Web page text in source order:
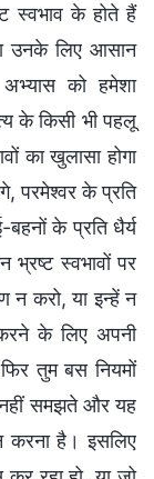
स्वभाव के होते हैं
उनके लिए आसान
को हमेशा
के किसी भी पहलू
का खुलासा होगा
परमेश्वर के प्रति
बहनों के प्रति धैर्य
स्वभावों पर
न करो, या इन्हें न
के लिए अपनी
तुम बस नियमों
नहीं समझते और यह
करना है। इसलिए